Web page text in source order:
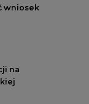
wniosek
na